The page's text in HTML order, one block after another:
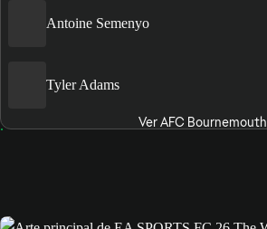
Antoine Semenyo
Tyler Adams
Ver AFC Bournemouth